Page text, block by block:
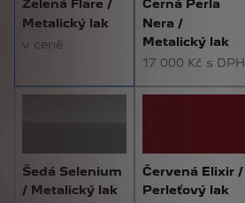
Zelená Flare /
Metalický lak
v ceně
Černá Perla
Nera /
Metalický lak
17 000 Kč s DPH
Šedá Selenium
/ Metalický lak
Červená Elixir /
Perleťový lak